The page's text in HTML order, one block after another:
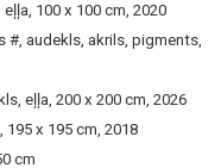
100 x 100 cm, 2020
#, audekls, akrils, pigments,
eļļa, 200 x 200 cm, 2026
x 195 cm, 2018
cm